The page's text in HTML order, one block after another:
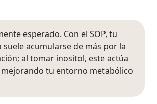
esperado. Con el SOP, tu
acumularse de más por la
al tomar inositol, este actúa
tu entorno metabólico